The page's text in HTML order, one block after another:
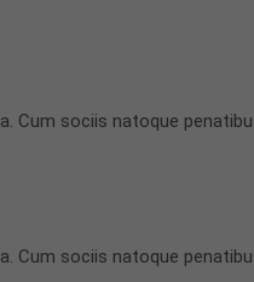
Cum sociis natoque
Cum sociis natoque